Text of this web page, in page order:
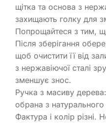
щітка та основа з
захищають голку для
Попрощайтеся з тим,
Після зберігання
щоб очистити її від
з нержавіючої сталі
зменшує знос.
Ручка з масиву
обрана з
Фактура і колір різні.